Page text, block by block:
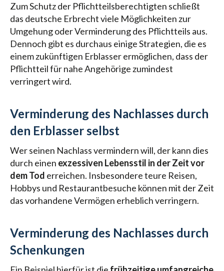
Zum Schutz der Pflichtteilsberechtigten schließt
das deutsche Erbrecht viele Möglichkeiten zur
Umgehung oder Verminderung des Pflichtteils aus.
Dennoch gibt es durchaus einige Strategien, die es
einem zukünftigen Erblasser ermöglichen, dass der
Pflichtteil für nahe Angehörige zumindest
verringert wird.
Verminderung des Nachlasses durch
den Erblasser selbst
Wer seinen Nachlass vermindern will, der kann dies
durch einen exzessiven Lebensstil in der Zeit vor
dem Tod erreichen. Insbesondere teure Reisen,
Hobbys und Restaurantbesuche können mit der Zeit
das vorhandene Vermögen erheblich verringern.
Verminderung des Nachlasses durch
Schenkungen